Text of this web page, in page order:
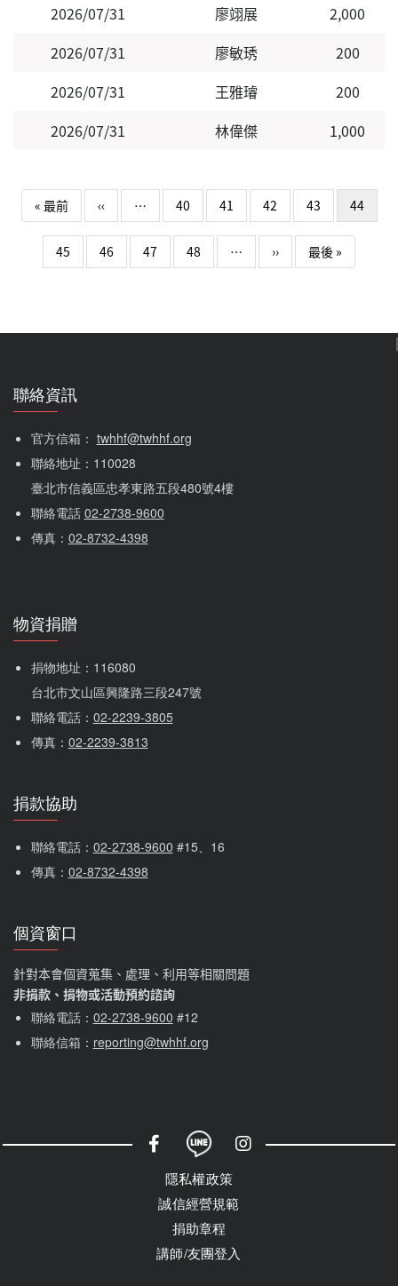
2026/07/31
廖翊展
2,000
2026/07/31
廖敏琇
200
2026/07/31
王雅璿
200
2026/07/31
林偉傑 1,000
Pagination
« 最前First page
‹‹Previous page
… 40 41 42 43 44
45 46 47 48 … ››下一頁最後 »Last page
聯絡資訊
官方信箱： twhhf@twhhf.org
聯絡地址：110028
臺北市信義區忠孝東路五段480號4樓
聯絡電話 02-2738-9600
傳真： 02-8732-4398
物資捐贈
捐物地址：116080
台北市文山區興隆路三段247號
聯絡電話： 02-2239-3805
傳真： 02-2239-3813
捐款協助
聯絡電話： 02-2738-9600 #15、16
傳真： 02-8732-4398
個資窗口
針對本會個資蒐集、處理、利用等相關問題
非捐款、捐物或活動預約諮詢
聯絡電話： 02-2738-9600 #12
聯絡信箱： reporting@twhhf.org
社群選單
隱私權政策
誠信經營規範
捐助章程
講師/友團登入